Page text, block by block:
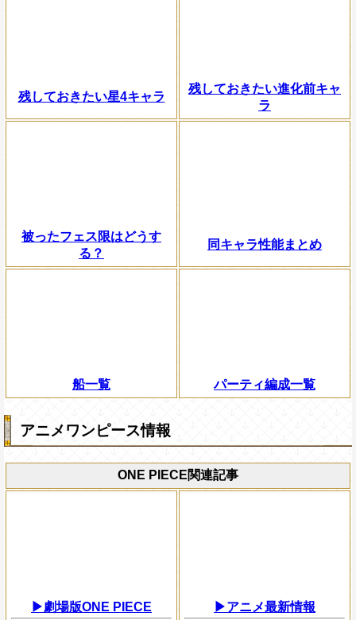
残しておきたい星4キャラ
残しておきたい進化前キャ
ラ
被ったフェス限はどうす
る？
同キャラ性能まとめ
船一覧 パーティ編成一覧
アニメワンピース情報
ONE PIECE関連記事
▶劇場版ONE PIECE
▶アニメ最新情報